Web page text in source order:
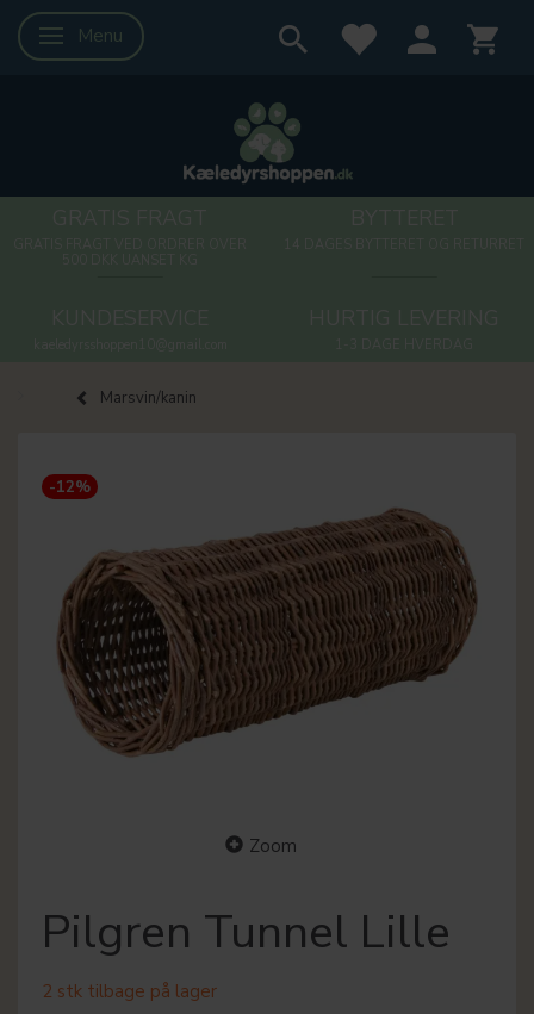
Skifte navigation
Menu
Marsvin/kanin
-12%
Zoom
Pilgren Tunnel Lille
2 stk tilbage på lager